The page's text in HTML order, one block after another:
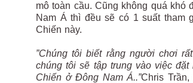
mô toàn cầu. Cũng không quá
Nam Á thì đều sẽ có 1 suất tham
Chiến này.
”Chúng tôi biết rằng người chơi
chúng tôi sẽ tập trung vào việc
Chiến ở Đông Nam Á..”Chris